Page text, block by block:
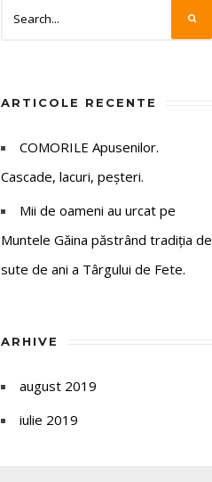
ARTICOLE RECENTE
COMORILE Apusenilor.
Cascade, lacuri, peșteri.
Mii de oameni au urcat pe
Muntele Găina păstrând tradiția de
sute de ani a Târgului de Fete.
ARHIVE
august 2019
iulie 2019